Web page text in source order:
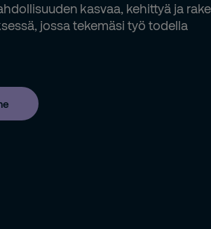
kasvaa, kehittyä ja
jossa tekemäsi työ todella